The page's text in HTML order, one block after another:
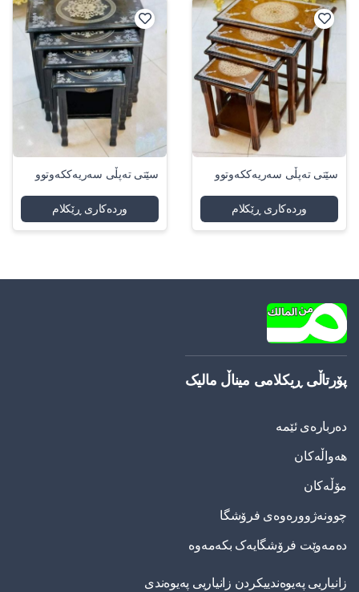
سێتی تەپڵی سەریەککەوتوو
وردەکاری ڕێکلام
سێتی تەپڵی سەریەککەوتوو
وردەکاری ڕێکلام
پۆرتاڵی ڕیکلامی میناڵ مالیک
دەربارەی ئێمە
هەواڵەکان
مۆڵەکان
چوونەژوورەوەی فرۆشگا
دەمەوێت فرۆشگایەک بکەمەوە
زانیاریی په‌یوه‌ندییكردن زانیاریی په‌یوه‌ندی